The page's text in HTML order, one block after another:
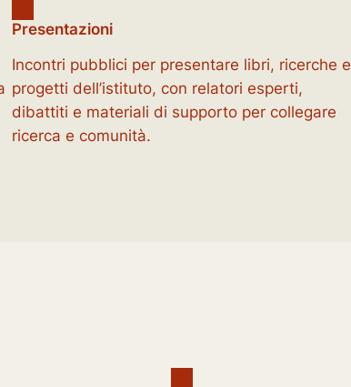
Presentazioni
Incontri pubblici per presentare libri, ricerche e
progetti dell’istituto, con relatori esperti,
dibattiti e materiali di supporto per collegare
ricerca e comunità.